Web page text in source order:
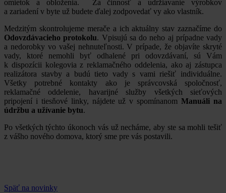
omietok a obloženia. Za činnosť a udržiavanie výrobkov
a zariadení v byte už budete ďalej zodpovedať vy ako vlastník.
Medzitým skontrolujeme merače a ich aktuálny stav zaznačíme do
Odovzdávacieho protokolu. Vpisujú sa do neho aj prípadne vady
a nedorobky vo vašej nehnuteľnosti. V prípade, že objavíte skryté
vady, ktoré nemohli byť odhalené pri odovzdávaní, sú Vám
k dispozícii kolegovia z reklamačného oddelenia, ako aj zástupca
realizátora stavby a budú tieto vady s vami riešiť individuálne.
Všetky potrebné kontakty ako je správcovská spoločnosť,
reklamačné oddelenie, havarijné služby všetkých sieťových
pripojení i tiesňové linky, nájdete už v spomínanom Manuáli na
údržbu a užívanie bytu.
Po všetkých týchto úkonoch vás už necháme, aby ste sa mohli tešiť
z vášho nového domova, ktorý sme pre vás postavili.
Späť na novinky